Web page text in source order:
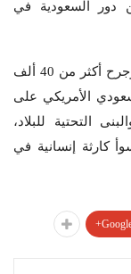
دور السعودية في
ووفقا لتقديرات منظمات محلية فق استشهد وجرح أكثر من 40 ألف
الأمريكي على
التحتية للبلاد،
كارثة إنسانية في